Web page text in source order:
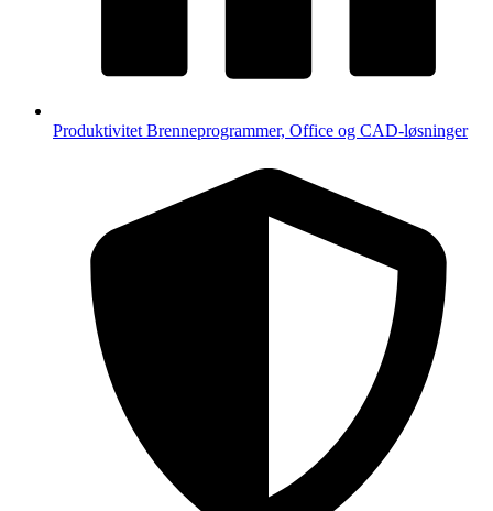
Produktivitet Brenneprogrammer, Office og CAD-løsninger